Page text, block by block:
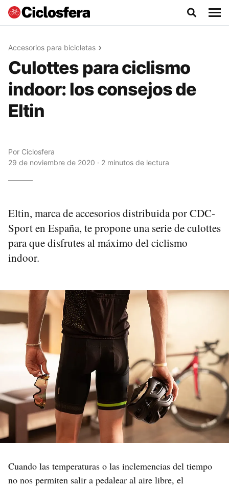
Accesorios para bicicletas
Culottes para ciclismo
indoor: los consejos de
Eltin
Por Ciclosfera
29 de noviembre de 2020 · 2 minutos de lectura
Eltin, marca de accesorios distribuida por CDC-
Sport en España, te propone una serie de culottes
para que disfrutes al máximo del ciclismo
indoor.
Cuando las temperaturas o las inclemencias del tiempo
no nos permiten salir a pedalear al aire libre, el